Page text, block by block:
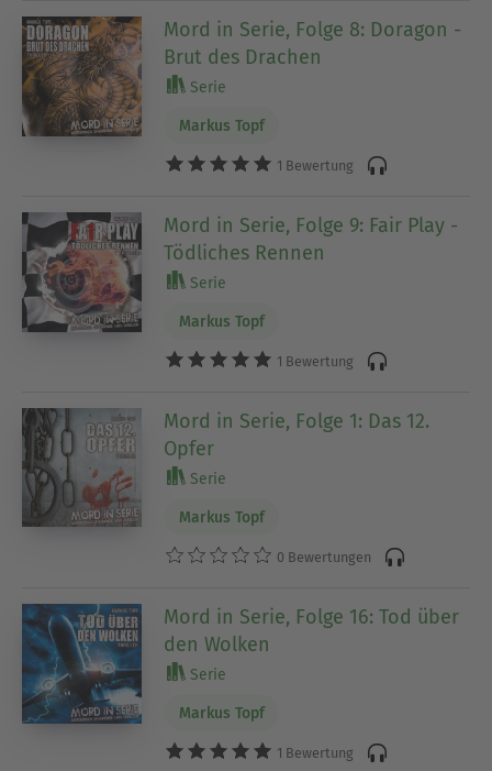
Mord in Serie, Folge 8: Doragon -
Brut des Drachen
Serie
Markus Topf
1 Bewertung
Mord in Serie, Folge 9: Fair Play -
Tödliches Rennen
Serie
Markus Topf
1 Bewertung
Mord in Serie, Folge 1: Das 12.
Opfer
Serie
Markus Topf
0 Bewertungen
Mord in Serie, Folge 16: Tod über
den Wolken
Serie
Markus Topf
1 Bewertung